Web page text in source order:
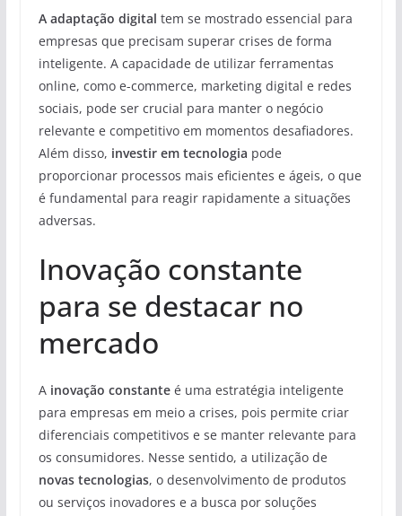
A adaptação digital tem se mostrado essencial para
empresas que precisam superar crises de forma
inteligente. A capacidade de utilizar ferramentas
online, como e-commerce, marketing digital e redes
sociais, pode ser crucial para manter o negócio
relevante e competitivo em momentos desafiadores.
Além disso, investir em tecnologia pode
proporcionar processos mais eficientes e ágeis, o que
é fundamental para reagir rapidamente a situações
adversas.
Inovação constante
para se destacar no
mercado
A inovação constanteé uma estratégia inteligente
para empresas em meio a crises, pois permite criar
diferenciais competitivos e se manter relevante para
os consumidores. Nesse sentido, a utilização de
novas tecnologias, o desenvolvimento de produtos
ou serviços inovadores e a busca por soluções